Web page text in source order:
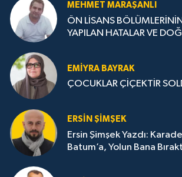
MEHMET MARAŞANLI
ÖN LİSANS
YAPILAN HATALAR VE
EMIYRA BAYRAK
ÇOCUKLAR ÇİÇEKTİR
ERSIN ŞIMŞEK
Ersin Şimşek Yazdı:
Batum’a, Yolun Bana